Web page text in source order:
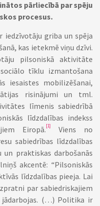
pārliecībā par spēju
procesus.
iedzīvotāju griba un spēja
kas ietekmē viņu dzīvi.
pilsoniskā aktivitāte
tīklu izmantošana
iesaistes mobilizēšanai,
risinājumi un tml.
līmenis sabiedrībā
līdzdalības indekss
Eiropā.[1]
Viens no
sabiedrības līdzdalības
praktiskas darbošanās
akcentē: “Pilsoniskās
līdzdalības pieeja. Lai
par sabiedriskajiem
jādarbojas. (…) Politika ir